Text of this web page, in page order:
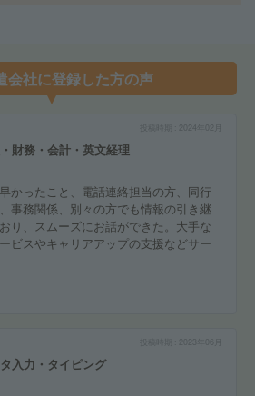
会社に登録した方の声
2024年02月
財務・会計・英文経理
かったこと、電話連絡担当の方、同行
事務関係、別々の方でも情報の引き継
り、スムーズにお話ができた。大手な
ビスやキャリアアップの支援などサー
入力・タイピング